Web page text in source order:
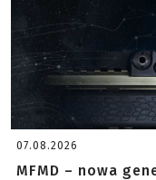
07.08.2026
MFMD – nowa